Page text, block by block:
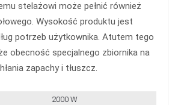
stelażowi może pełnić również
Wysokość produktu jest
potrzeb użytkownika. Atutem tego
obecność specjalnego zbiornika na
zapachy i tłuszcz.
2000 W